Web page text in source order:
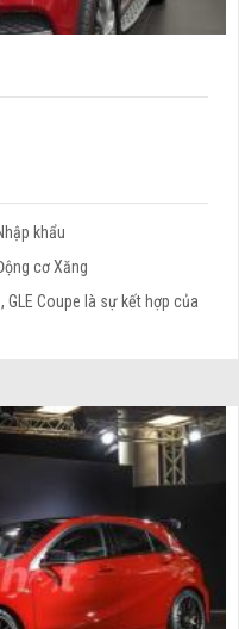
khẩu
cơ Xăng
Coupe là sự kết hợp của